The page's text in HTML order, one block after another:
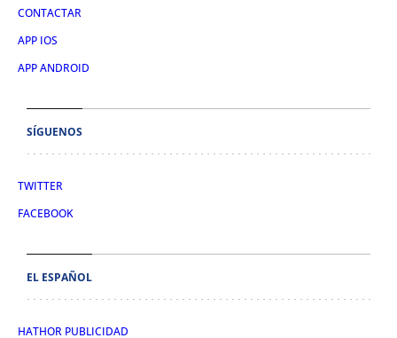
CONTACTAR
APP IOS
APP ANDROID
SÍGUENOS
TWITTER
FACEBOOK
EL ESPAÑOL
HATHOR PUBLICIDAD